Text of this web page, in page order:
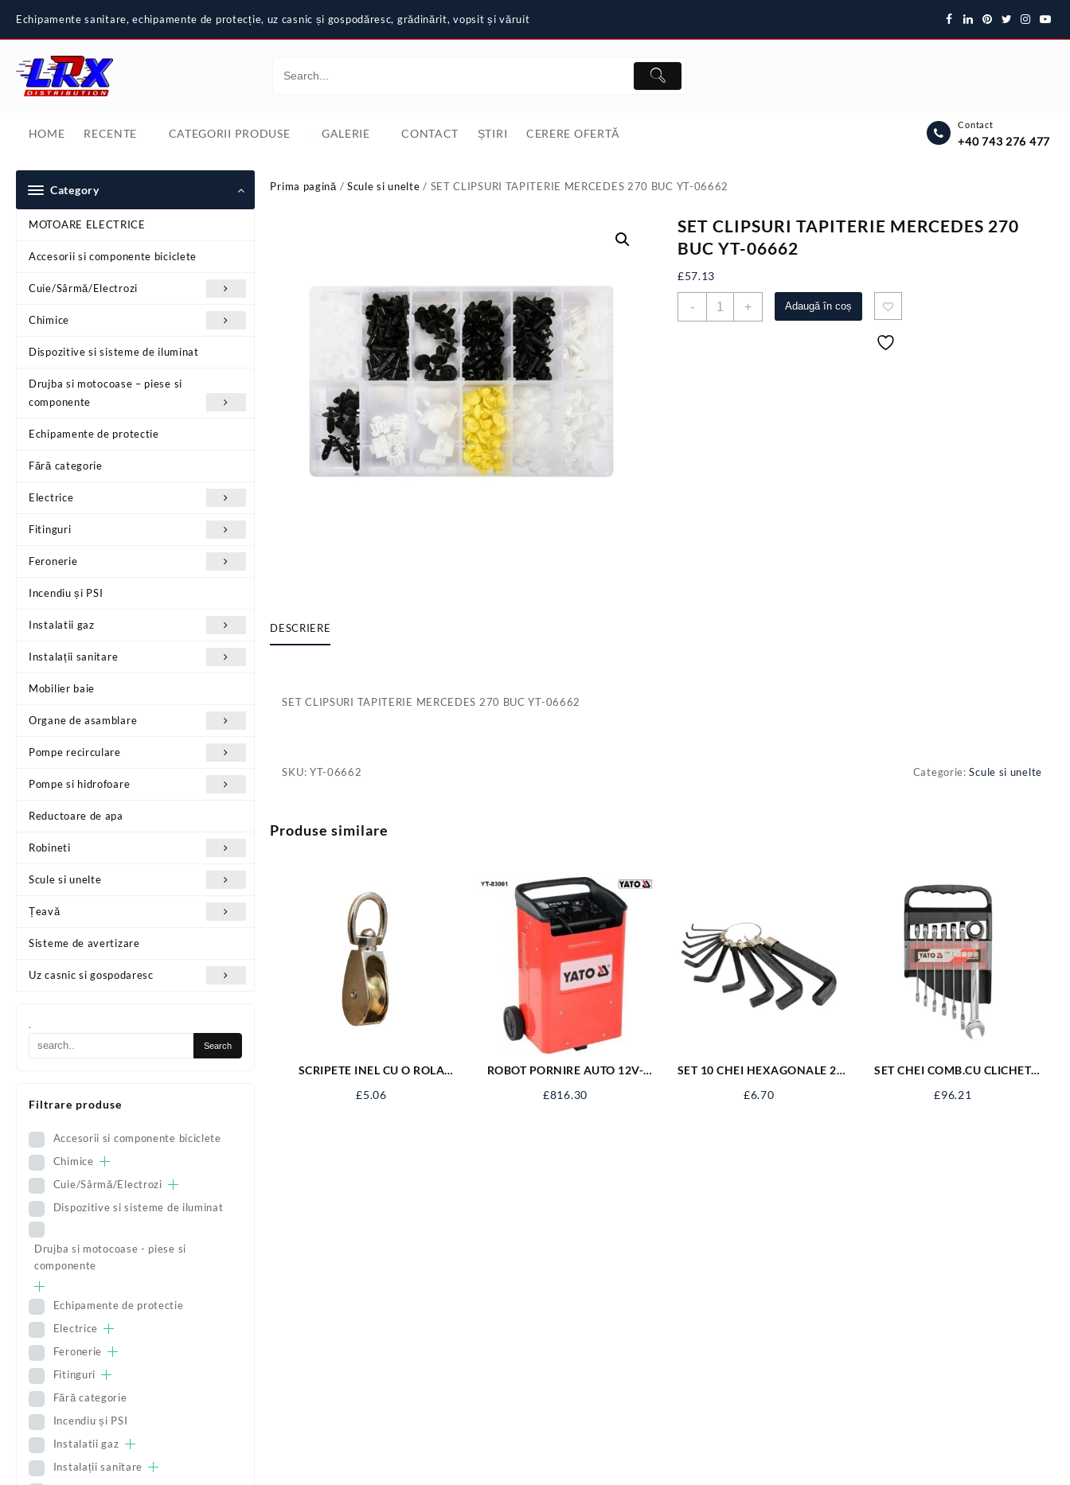
content
Echipamente sanitare, echipamente de protecție, uz casnic și gospodăresc, grădinărit, vopsit și văruit
HOME RECENTE CATEGORII PRODUSE GALERIE CONTACT ȘTIRI CERERE OFERTĂ
Contact
+40 743 276 477
Category
MOTOARE ELECTRICE
Accesorii si componente biciclete
Cuie/Sârmă/Electrozi
Chimice
Dispozitive si sisteme de iluminat
Drujba si motocoase – piese si
componente
Echipamente de protectie
Fără categorie
Electrice
Fitinguri
Feronerie
Incendiu și PSI
Instalatii gaz
Instalații sanitare
Mobilier baie
Organe de asamblare
Pompe recirculare
Pompe si hidrofoare
Reductoare de apa
Robineti
Scule si unelte
Țeavă
Sisteme de avertizare
Uz casnic si gospodaresc
.
Filtrare produse
Accesorii si componente biciclete
Chimice
Cuie/Sârmă/Electrozi
Dispozitive si sisteme de iluminat
Drujba si motocoase - piese si
componente
Echipamente de protectie
Electrice
Feronerie
Fitinguri
Fără categorie
Incendiu și PSI
Instalatii gaz
Instalații sanitare
Prima pagină / Scule si unelte / SET CLIPSURI TAPITERIE MERCEDES 270 BUC YT-06662
SET CLIPSURI TAPITERIE MERCEDES 270
BUC YT-06662
£57.13
-
Cantitate+ Adaugă în coș
DESCRIERE
SET CLIPSURI TAPITERIE MERCEDES 270 BUC YT-06662
SKU: YT-06662 Categorie:Scule si unelte
Produse similare
SCRIPETE INEL CU O ROLA
£5.06
ROBOT PORNIRE AUTO 12V-
£816.30
SET 10 CHEI HEXAGONALE 2-
£6.70
SET CHEI COMB.CU CLICHET
£96.21